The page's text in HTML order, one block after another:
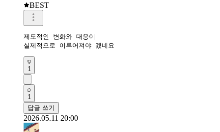
BEST
제도적인 변화와 대응이
실제적으로 이루어져야 겠네요
1
1
답글 쓰기
2026.05.11 20:00